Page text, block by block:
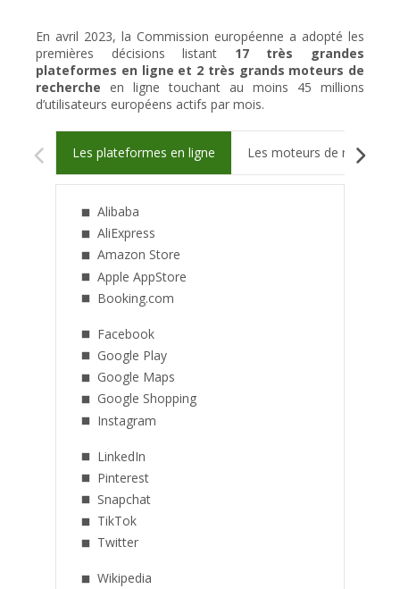
En avril 2023, la Commission européenne a adopté les
premières décisions listant 17 très grandes
plateformes en ligne et 2 très grands moteurs de
recherche en ligne touchant au moins 45 millions
d’utilisateurs européens actifs par mois.
Les plateformes en ligne Les moteurs de recherche
Alibaba
AliExpress
Amazon Store
Apple AppStore
Booking.com
Facebook
Google Play
Google Maps
Google Shopping
Instagram
LinkedIn
Pinterest
Snapchat
TikTok
Twitter
Wikipedia